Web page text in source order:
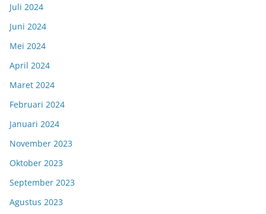
Juli 2024
Juni 2024
Mei 2024
April 2024
Maret 2024
Februari 2024
Januari 2024
November 2023
Oktober 2023
September 2023
Agustus 2023